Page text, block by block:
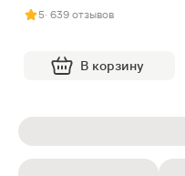
5· 639 отзывов
В корзину